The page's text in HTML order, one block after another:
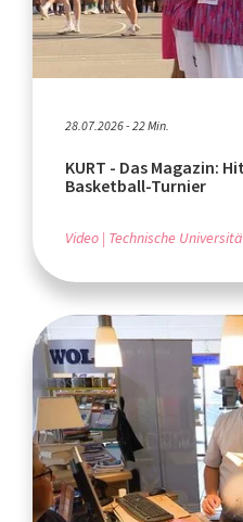
28.07.2026 - 22 Min.
KURT - Das Magazin:
Basketball-Turnier
Video Technische